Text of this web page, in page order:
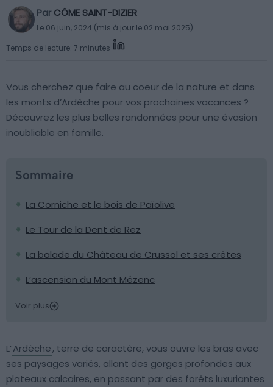
Par CÔME SAINT-DIZIER
Le 06 juin, 2024 (mis à jour le 02 mai 2025)
Temps de lecture: 7 minutes
Vous cherchez que faire au coeur de la nature et dans
les monts d’Ardèche pour vos prochaines vacances ?
Découvrez les plus belles randonnées pour une évasion
inoubliable en famille.
Sommaire
La Corniche et le bois de Païolive
Le Tour de la Dent de Rez
La balade du Château de Crussol et ses crêtes
L’ascension du Mont Mézenc
Voir plus
L’Ardèche, terre de caractère, vous ouvre les bras avec
ses paysages variés, allant des gorges profondes aux
plateaux calcaires, en passant par des forêts luxuriantes